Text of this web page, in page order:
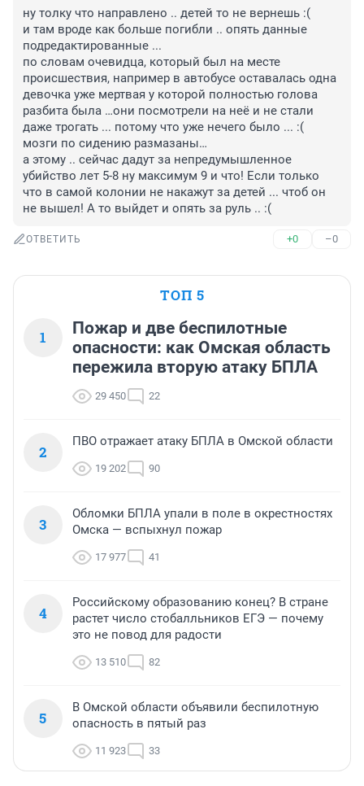
ну толку что направлено .. детей то не вернешь :(
и там вроде как больше погибли .. опять данные
подредактированные ...
по словам очевидца, который был на месте
происшествия, например в автобусе оставалась одна
девочка уже мертвая у которой полностью голова
разбита была …они посмотрели на неё и не стали
даже трогать ... потому что уже нечего было ... :(
мозги по сидению размазаны…
а этому .. сейчас дадут за непредумышленное
убийство лет 5-8 ну максимум 9 и что! Если только
что в самой колонии не накажут за детей ... чтоб он
ОТВЕТИТЬ +0 –0
ТОП 5
1
Пожар и две беспилотные
опасности: как Омская область
пережила вторую атаку БПЛА
29 450 22
2
ПВО отражает атаку БПЛА в Омской области
19 202 90
3
Обломки БПЛА упали в поле в окрестностях
Омска — вспыхнул пожар
17 977 41
4
Российскому образованию конец? В стране
растет число стобалльников ЕГЭ — почему
это не повод для радости
13 510 82
5
В Омской области объявили беспилотную
опасность в пятый раз
11 923 33